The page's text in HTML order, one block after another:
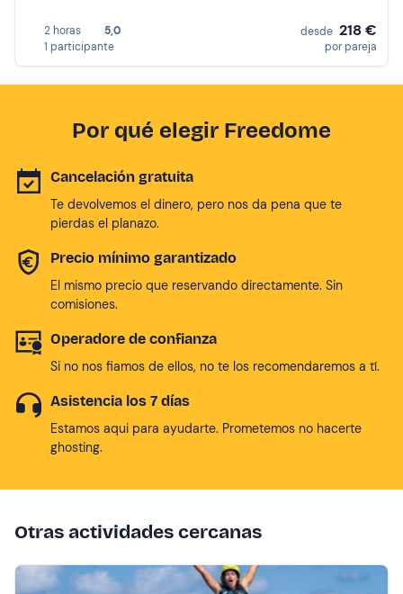
2 horas
5,0
1 participante
desde 218 €
por pareja
Por qué elegir Freedome
Cancelación gratuita
Te devolvemos el dinero, pero nos da pena que te
pierdas el planazo.
Precio mínimo garantizado
El mismo precio que reservando directamente. Sin
comisiones.
Operadore de confianza
Si no nos fiamos de ellos, no te los recomendaremos a tí.
Asistencia los 7 días
Estamos aqui para ayudarte. Prometemos no hacerte
ghosting.
Otras actividades cercanas